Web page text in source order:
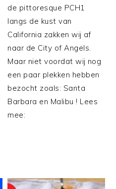
de pittoresque PCH1
langs de kust van
California zakken wij af
naar de City of Angels.
Maar niet voordat wij nog
een paar plekken hebben
bezocht zoals: Santa
Barbara en Malibu ! Lees
mee: